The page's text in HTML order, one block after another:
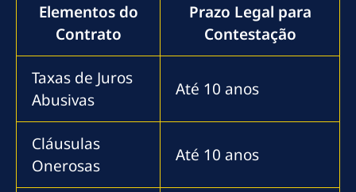
Elementos do
Contrato
Prazo Legal para
Contestação
Taxas de Juros
Abusivas
Até 10 anos
Cláusulas
Onerosas
Até 10 anos